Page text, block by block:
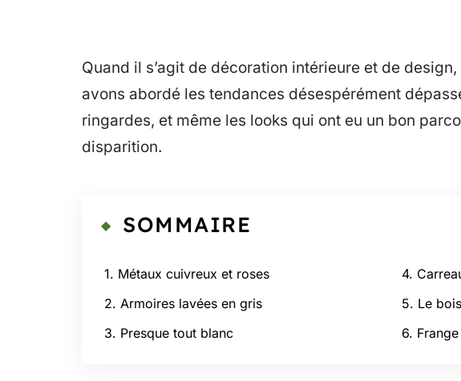
Quand il s’agit de décoration intérieure et de
avons abordé les tendances désespérément
ringardes, et même les looks qui ont eu un bon
disparition.
SOMMAIRE
1. Métaux cuivreux et roses
2. Armoires lavées en gris
3. Presque tout blanc
4.
5. Le
6. Frange